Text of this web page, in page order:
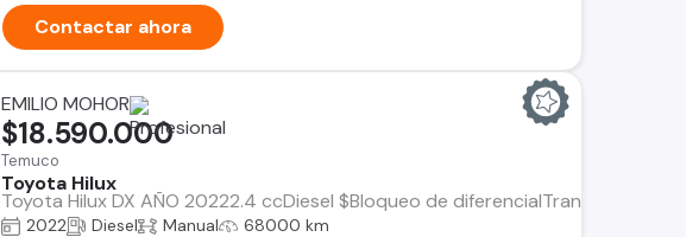
Contactar ahora
EMILIO MOHOR
Temuco
Toyota Hilux
Toyota Hilux DX AÑO 20222.4 ccDiesel $Bloqueo de diferencialTransmisión
$18.590.000
2022 Diesel Manual 68000 km